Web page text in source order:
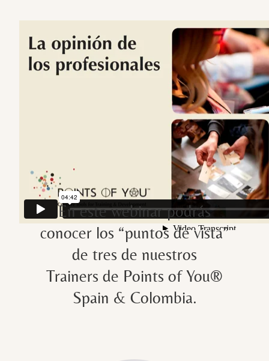
En este webinar podrás
conocer los “puntos de vista”
de tres de nuestros
Trainers de Points of You®
Spain & Colombia.